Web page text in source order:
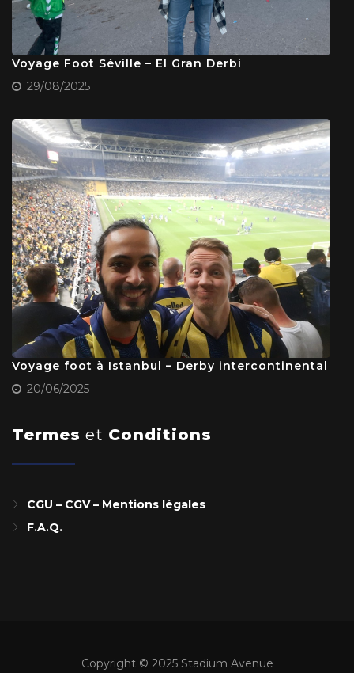
Voyage Foot Séville – El Gran Derbi
29/08/2025
Voyage foot à Istanbul – Derby intercontinental
20/06/2025
Termes et Conditions
CGU – CGV – Mentions légales
F.A.Q.
Copyright © 2025 Stadium Avenue